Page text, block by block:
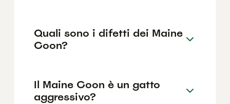
Quali sono i difetti dei Maine
Coon?
Il Maine Coon è un gatto
aggressivo?